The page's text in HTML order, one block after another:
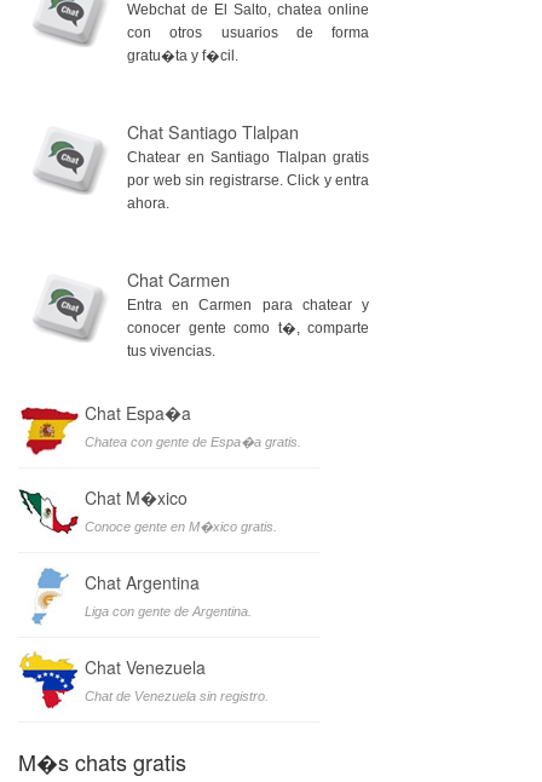
Webchat de El Salto, chatea online
con otros usuarios de forma
gratu�ta y f�cil.
Chat Santiago Tlalpan
Chatear en Santiago Tlalpan gratis
por web sin registrarse. Click y entra
ahora.
Chat Carmen
Entra en Carmen para chatear y
conocer gente como t�, comparte
tus vivencias.
Chat Espa�a
Chatea con gente de Espa�a gratis.
Chat M�xico
Conoce gente en M�xico gratis.
Chat Argentina
Liga con gente de Argentina.
Chat Venezuela
Chat de Venezuela sin registro.
M�s chats gratis